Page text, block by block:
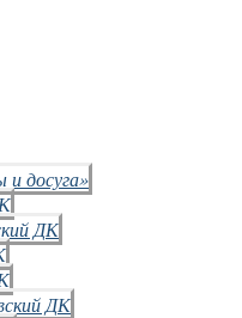
досуга»
ДК
ДК